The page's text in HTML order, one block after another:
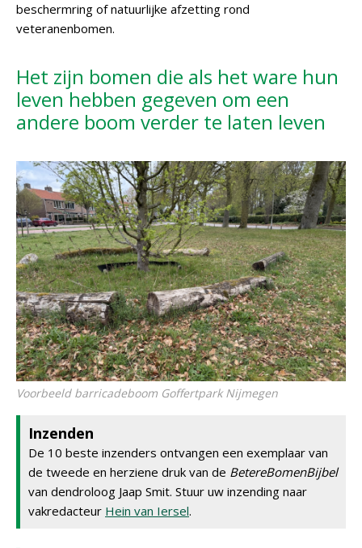
beschermring of natuurlijke afzetting rond
veteranenbomen.
Het zijn bomen die als het ware hun
leven hebben gegeven om een
andere boom verder te laten leven
Voorbeeld barricadeboom Goffertpark Nijmegen
Inzenden
De 10 beste inzenders ontvangen een exemplaar van
de tweede en herziene druk van de BetereBomenBijbel
van dendroloog Jaap Smit. Stuur uw inzending naar
vakredacteur Hein van Iersel.